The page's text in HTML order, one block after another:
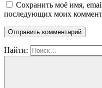
Сохранить моё имя,
последующих моих
Найти: